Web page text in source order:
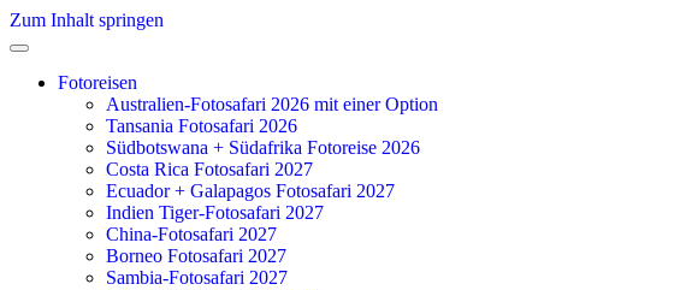
Zum Inhalt springen
Fotoreisen
Australien-Fotosafari 2026 mit einer Option
Tansania Fotosafari 2026
Südbotswana + Südafrika Fotoreise 2026
Costa Rica Fotosafari 2027
Ecuador + Galapagos Fotosafari 2027
Indien Tiger-Fotosafari 2027
China-Fotosafari 2027
Borneo Fotosafari 2027
Sambia-Fotosafari 2027